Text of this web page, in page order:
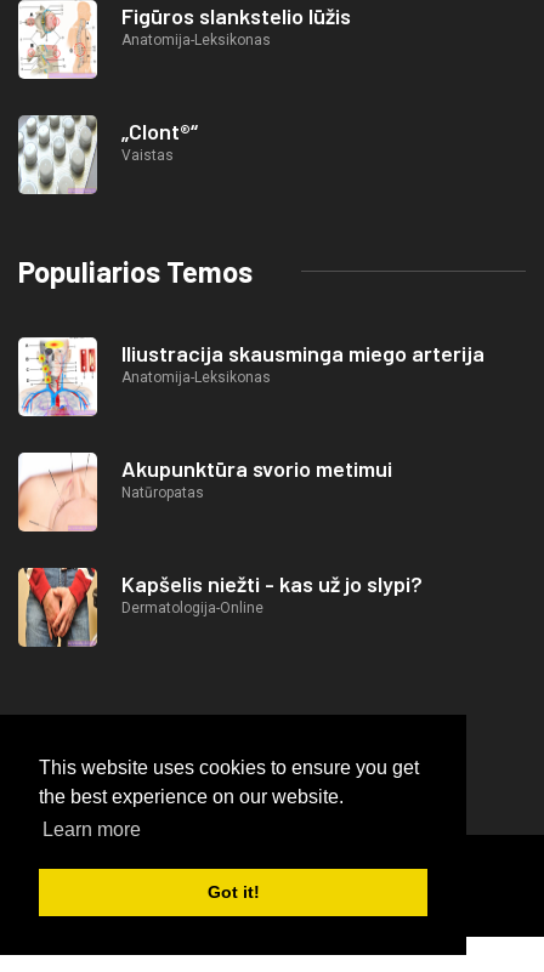
This website uses cookies to ensure you get
the best experience on our website.
Learn more
Got it!
Figūros slankstelio lūžis
Anatomija-Leksikonas
„Clont®“
Vaistas
Populiarios Temos
Iliustracija skausminga miego arterija
Anatomija-Leksikonas
Akupunktūra svorio metimui
Natūropatas
Kapšelis niežti - kas už jo slypi?
Dermatologija-Online
© https://lifeafterjob.com Neurologija-Online